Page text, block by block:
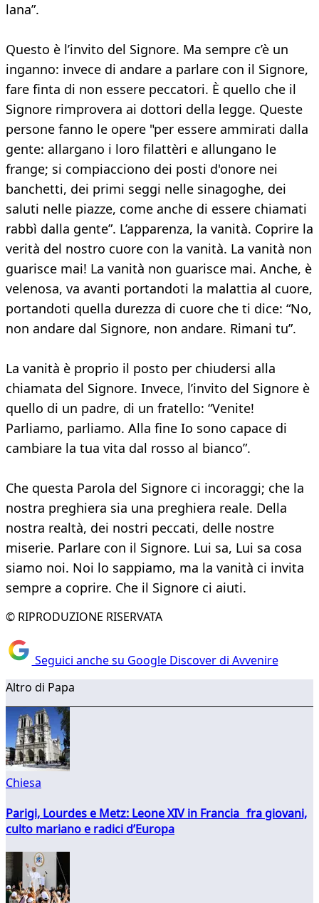
lana”.
Questo è l’invito del Signore. Ma sempre c’è un
inganno: invece di andare a parlare con il Signore,
fare finta di non essere peccatori. È quello che il
Signore rimprovera ai dottori della legge. Queste
persone fanno le opere "per essere ammirati dalla
gente: allargano i loro filattèri e allungano le
frange; si compiacciono dei posti d'onore nei
banchetti, dei primi seggi nelle sinagoghe, dei
saluti nelle piazze, come anche di essere chiamati
rabbì dalla gente”. L’apparenza, la vanità. Coprire la
verità del nostro cuore con la vanità. La vanità non
guarisce mai! La vanità non guarisce mai. Anche, è
velenosa, va avanti portandoti la malattia al cuore,
portandoti quella durezza di cuore che ti dice: “No,
non andare dal Signore, non andare. Rimani tu”.
La vanità è proprio il posto per chiudersi alla
chiamata del Signore. Invece, l’invito del Signore è
quello di un padre, di un fratello: “Venite!
Parliamo, parliamo. Alla fine Io sono capace di
cambiare la tua vita dal rosso al bianco”.
Che questa Parola del Signore ci incoraggi; che la
nostra preghiera sia una preghiera reale. Della
nostra realtà, dei nostri peccati, delle nostre
miserie. Parlare con il Signore. Lui sa, Lui sa cosa
siamo noi. Noi lo sappiamo, ma la vanità ci invita
sempre a coprire. Che il Signore ci aiuti.
© RIPRODUZIONE RISERVATA
Seguici anche su Google Discover di Avvenire
Altro di Papa
Chiesa
Parigi, Lourdes e Metz: Leone XIV in Francia fra giovani,
culto mariano e radici d’Europa